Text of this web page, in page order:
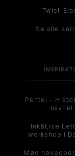
Twist-
Se alle
Pentel –
navnet
Ink&Lise
workshop i
Mød